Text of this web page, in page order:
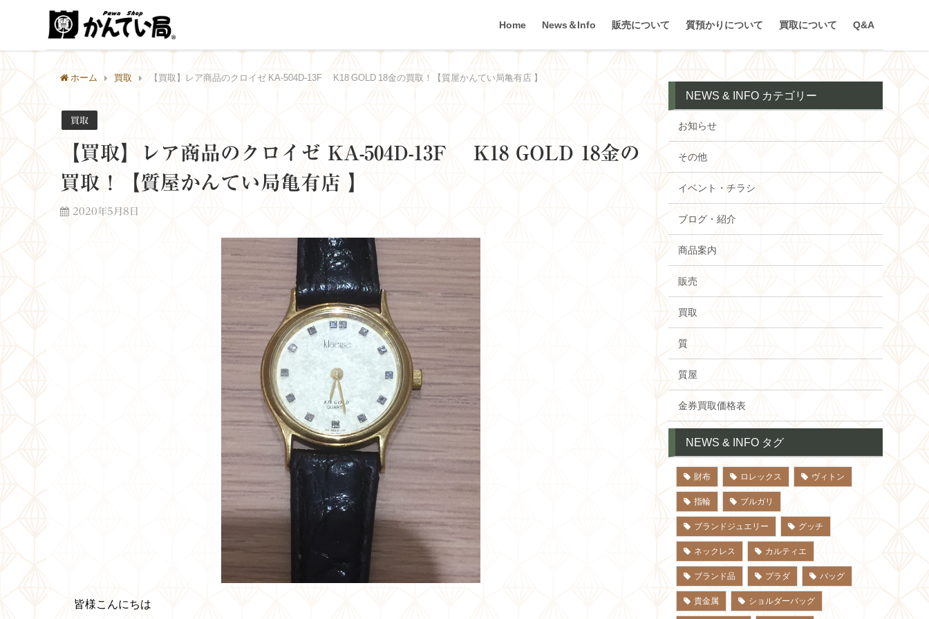
Home News＆Info 販売について 質預かりについて 買取について Q&A
ホーム 買取 【買取】レア商品のクロイゼ KA-504D-13F K18 GOLD 18金の買取！【質屋かんてい局亀有店 】
買取
【買取】レア商品のクロイゼ KA-504D-13F K18 GOLD 18金の
買取！【質屋かんてい局亀有店 】
2020年5月8日
皆様こんにちは
NEWS & INFO カテゴリー
お知らせ
その他
イベント・チラシ
ブログ・紹介
商品案内
販売
買取
質
質屋
金券買取価格表
NEWS & INFO タグ
財布 ロレックス ヴィトン
指輪 ブルガリ
ブランドジュエリー グッチ
ネックレス カルティエ
ブランド品 プラダ バッグ
貴金属 ショルダーバッグ